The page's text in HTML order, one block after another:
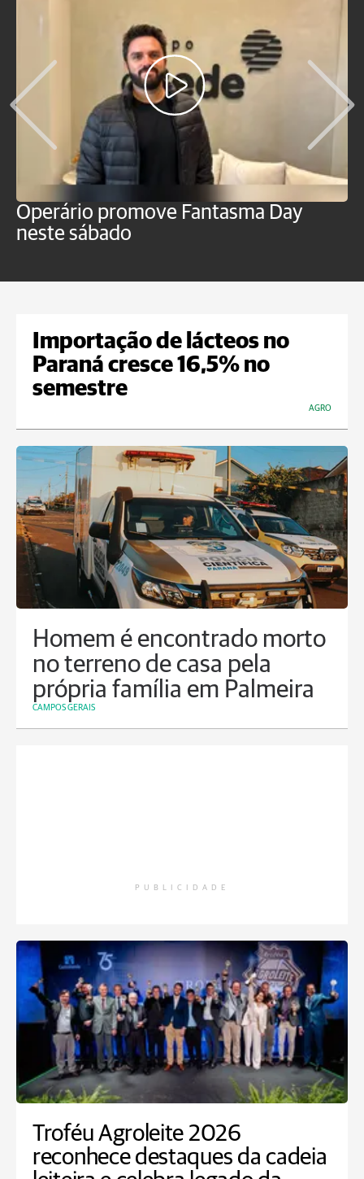
Operário promove Fantasma Day
neste sábado
Importação de lácteos no
Paraná cresce 16,5% no
semestre
AGRO
Homem é encontrado morto
no terreno de casa pela
própria família em Palmeira
CAMPOS GERAIS
PUBLICIDADE
Troféu Agroleite 2026
reconhece destaques da cadeia